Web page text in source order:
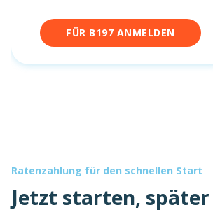
FÜR B197 ANMELDEN
Ratenzahlung für den schnellen Start
Jetzt starten, später